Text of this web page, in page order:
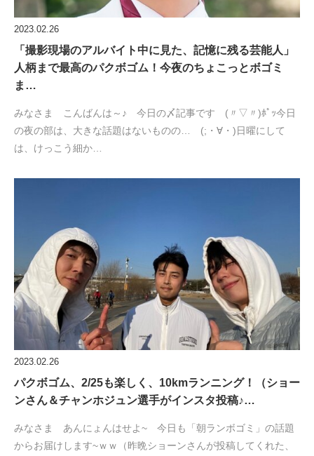
2023.02.26
「撮影現場のアルバイト中に見た、記憶に残る芸能人」
人柄まで最高のパクボゴム！今夜のちょこっとボゴミ
ま…
みなさま こんばんは～♪ 今日の〆記事です (〃▽〃)ﾎﾟｯ今日
の夜の部は、大きな話題はないものの… (;・∀・)日曜にして
は、けっこう細か…
2023.02.26
パクボゴム、2/25も楽しく、10kmランニング！（ショー
ンさん＆チャンホジュン選手がインスタ投稿♪…
みなさま あんにょんはせよ~ 今日も「朝ランボゴミ」の話題
からお届けします~ｗｗ（昨晩ショーンさんが投稿してくれた、